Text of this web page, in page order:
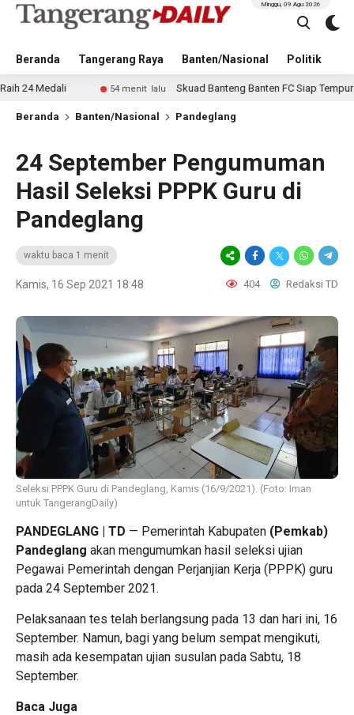
Beranda Tangerang Raya Banten/Nasional Politik
Minggu, 09 Agu 2026
54 menit lalu Skuad Banteng Banten FC Siap Tempur di
Beranda Banten/Nasional Pandeglang
24 September Pengumuman
Hasil Seleksi PPPK Guru di
Pandeglang
waktu baca 1 menit
Kamis, 16 Sep 2021 18:48 404 Redaksi TD
Seleksi PPPK Guru di Pandeglang, Kamis (16/9/2021). (Foto: Iman
untuk TangerangDaily)
PANDEGLANG | TD — Pemerintah Kabupaten (Pemkab)
Pandeglang akan mengumumkan hasil seleksi ujian
Pegawai Pemerintah dengan Perjanjian Kerja (PPPK) guru
pada 24 September 2021.
Pelaksanaan tes telah berlangsung pada 13 dan hari ini, 16
September. Namun, bagi yang belum sempat mengikuti,
masih ada kesempatan ujian susulan pada Sabtu, 18
September.
Baca Juga